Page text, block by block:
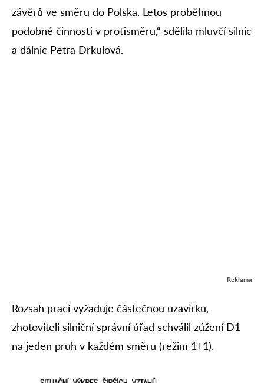
závěrů ve směru do Polska. Letos proběhnou
podobné činnosti v protisměru,“ sdělila mluvčí silnic
a dálnic Petra Drkulová.
Reklama
Rozsah prací vyžaduje částečnou uzavírku,
zhotoviteli silniční správní úřad schválil zúžení D1
na jeden pruh v každém směru (režim 1+1).